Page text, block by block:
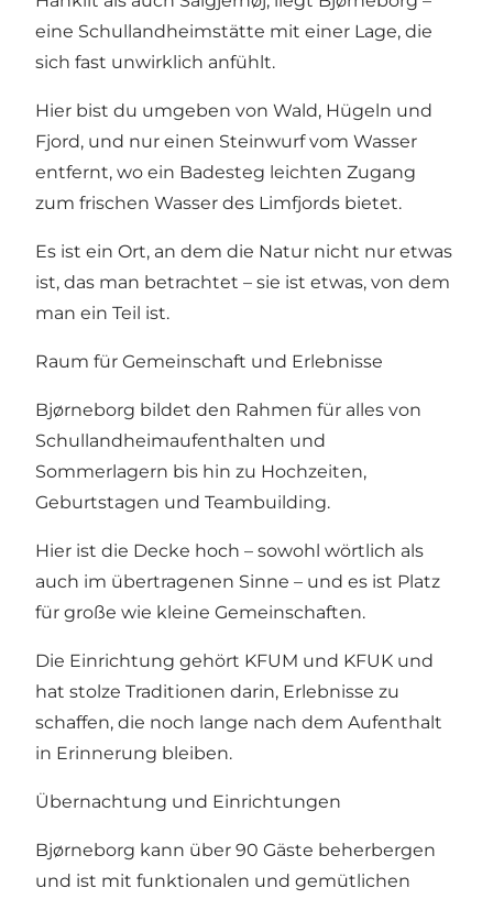
eine Schullandheimstätte mit einer Lage, die
sich fast unwirklich anfühlt.
Hier bist du umgeben von Wald, Hügeln und
Fjord, und nur einen Steinwurf vom Wasser
entfernt, wo ein Badesteg leichten Zugang
zum frischen Wasser des Limfjords bietet.
Es ist ein Ort, an dem die Natur nicht nur etwas
ist, das man betrachtet – sie ist etwas, von dem
man ein Teil ist.
Raum für Gemeinschaft und Erlebnisse
Bjørneborg bildet den Rahmen für alles von
Schullandheimaufenthalten und
Sommerlagern bis hin zu Hochzeiten,
Geburtstagen und Teambuilding.
Hier ist die Decke hoch – sowohl wörtlich als
auch im übertragenen Sinne – und es ist Platz
für große wie kleine Gemeinschaften.
Die Einrichtung gehört KFUM und KFUK und
hat stolze Traditionen darin, Erlebnisse zu
schaffen, die noch lange nach dem Aufenthalt
in Erinnerung bleiben.
Übernachtung und Einrichtungen
Bjørneborg kann über 90 Gäste beherbergen
und ist mit funktionalen und gemütlichen